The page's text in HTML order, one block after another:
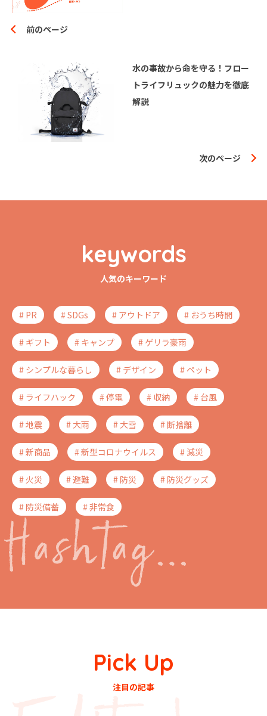
前のページ
水の事故から命を守る！フロー
トライフリュックの魅力を徹底
解説
次のページ
keywords
人気のキーワード
# PR # SDGs # アウトドア # おうち時間
# ギフト # キャンプ # ゲリラ豪雨
# シンプルな暮らし # デザイン # ペット
# ライフハック # 停電 # 収納 # 台風
# 地震 # 大雨 # 大雪 # 断捨離
# 新商品 # 新型コロナウイルス # 減災
# 火災 # 避難 # 防災 # 防災グッズ
# 防災備蓄 # 非常食
Pick Up
注目の記事